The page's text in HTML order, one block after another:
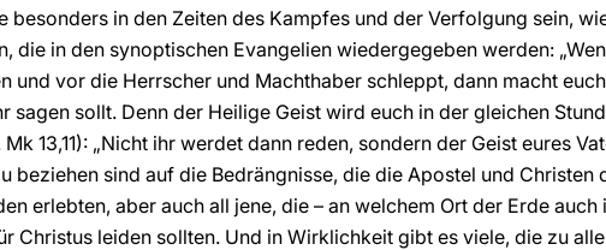
besonders in den Zeiten des Kampfes und der Verfolgung sein,
die in den synoptischen Evangelien wiedergegeben werden:
und vor die Herrscher und Machthaber schleppt, dann macht
sagen sollt. Denn der Heilige Geist wird euch in der gleichen
Mk 13,11): „Nicht ihr werdet dann reden, sondern der Geist eures
beziehen sind auf die Bedrängnisse, die die Apostel und Christen
erlebten, aber auch all jene, die – an welchem Ort der Erde
Christus leiden sollten. Und in Wirklichkeit gibt es viele, die zu